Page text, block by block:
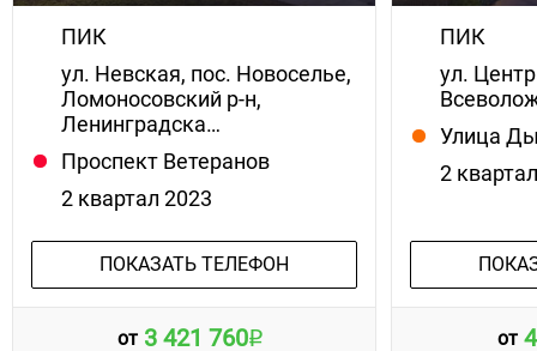
ПИК
ул. Невская, пос. Новоселье,
Ломоносовский р-н,
Ленинградска…
Проспект Ветеранов
2 квартал 2023
ПОКАЗАТЬ ТЕЛЕФОН
от 3 421 760
ПИК
ул.
Улица
2
от